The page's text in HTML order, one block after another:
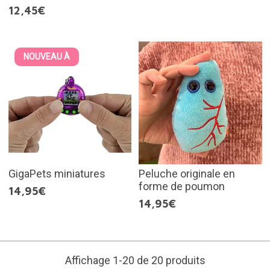
12,45€
NOUVEAU À
GigaPets miniatures
14,95€
Peluche originale en
forme de poumon
14,95€
Affichage 1-20 de 20 produits